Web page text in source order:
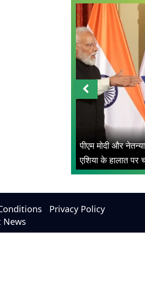
पीएम मोदी और
एशिया के हालात पर
Privacy Policy
News